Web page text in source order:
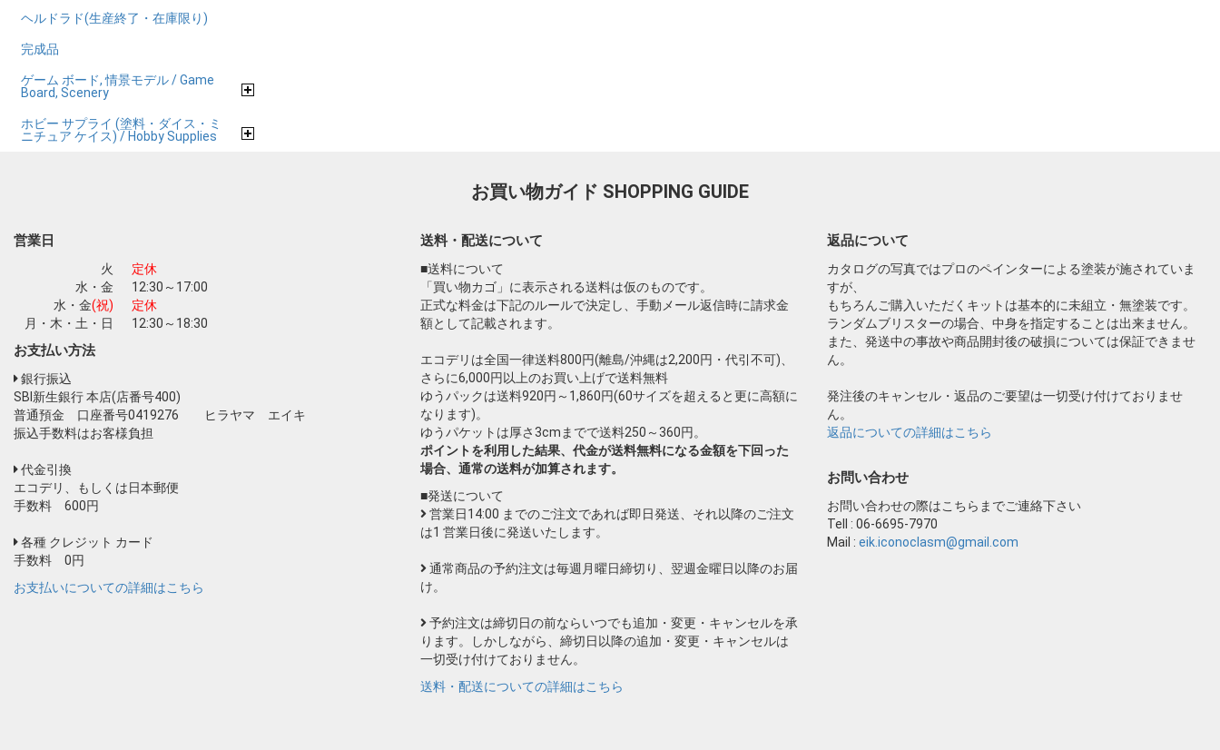
ヘルドラド(生産終了・在庫限り)
完成品
ゲーム ボード, 情景モデル / Game
Board, Scenery
ホビー サプライ (塗料・ダイス・ミ
ニチュア ケイス) / Hobby Supplies
お買い物ガイド SHOPPING GUIDE
営業日
火
定休
水・金
12:30～17:00
水・金(祝)
定休
月・木・土・日
12:30～18:30
お支払い方法
銀行振込
SBI新生銀行 本店(店番号400)
普通預金 口座番号0419276 ヒラヤマ エイキ
振込手数料はお客様負担
代金引換
エコデリ、もしくは日本郵便
手数料 600円
各種 クレジット カード
手数料 0円
お支払いについての詳細はこちら
送料・配送について
■送料について
「買い物カゴ」に表示される送料は仮のものです。
正式な料金は下記のルールで決定し、手動メール返信時に請求金
額として記載されます。
エコデリは全国一律送料800円(離島/沖縄は2,200円・代引不可)、
さらに6,000円以上のお買い上げで送料無料
ゆうパックは送料920円～1,860円(60サイズを超えると更に高額に
なります)。
ゆうパケットは厚さ3cmまでで送料250～360円。
ポイントを利用した結果、代金が送料無料になる金額を下回った
場合、通常の送料が加算されます。
■発送について
営業日14:00 までのご注文であれば即日発送、それ以降のご注文
は1 営業日後に発送いたします。
通常商品の予約注文は毎週月曜日締切り、翌週金曜日以降のお届
け。
予約注文は締切日の前ならいつでも追加・変更・キャンセルを承
ります。しかしながら、締切日以降の追加・変更・キャンセルは
一切受け付けておりません。
送料・配送についての詳細はこちら
返品について
カタログの写真ではプロのペインターによる塗装が施されていま
すが、
もちろんご購入いただくキットは基本的に未組立・無塗装です。
ランダムブリスターの場合、中身を指定することは出来ません。
また、発送中の事故や商品開封後の破損については保証できませ
ん。
発注後のキャンセル・返品のご要望は一切受け付けておりませ
ん。
返品についての詳細はこちら
お問い合わせ
お問い合わせの際はこちらまでご連絡下さい
Tell : 06-6695-7970
Mail : eik.iconoclasm@gmail.com